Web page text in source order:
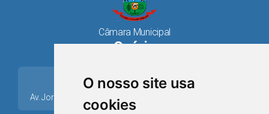
O nosso site usa
cookies
Câmara Municipal
Osório
place
Av. Jorge Dariva, 1211, Centro CEP: 95520.000 - Osório/RS